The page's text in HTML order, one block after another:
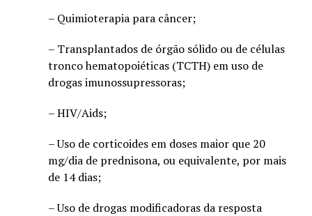
– Quimioterapia para câncer;
– Transplantados de órgão sólido ou de células
tronco hematopoiéticas (TCTH) em uso de
drogas imunossupressoras;
– HIV/Aids;
– Uso de corticoides em doses maior que 20
mg/dia de prednisona, ou equivalente, por mais
de 14 dias;
– Uso de drogas modificadoras da resposta